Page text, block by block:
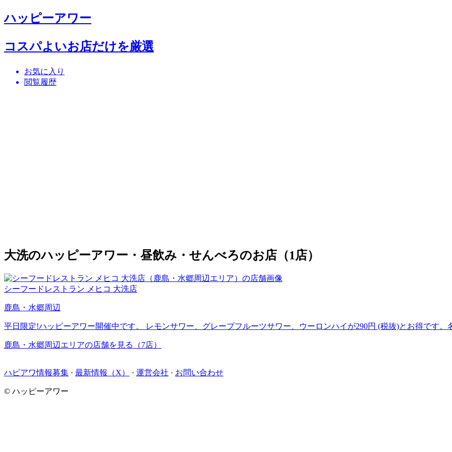
ハッピーアワー
コスパよいお店だけを厳選
お気に入り
閲覧履歴
大洗のハッピーアワー・昼飲み・せんべろのお店（1店）
シーフードレストラン メヒコ 大洗店
鹿島・水郷周辺
平日限定!ハッピーアワー開催中です。 レモンサワー、グレープフルーツサワー、ウーロンハイが290円 (税抜)とお得です
鹿島・水郷周辺エリアの店舗を見る（7店）
ハピアワ情報募集 · 最新情報（X） · 運営会社 · お問い合わせ
© ハッピーアワー